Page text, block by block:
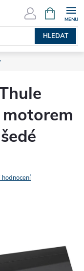
HLEDAT
NÁKUPNÍ
KOŠÍK